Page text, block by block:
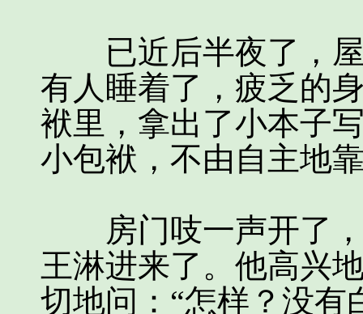
已近后半夜了，屋
有人睡着了，疲乏的
袱里，拿出了小本子
小包袱，不由自主地
房门吱一声开了，
王淋进来了。他高兴
切地问：“怎样？没有